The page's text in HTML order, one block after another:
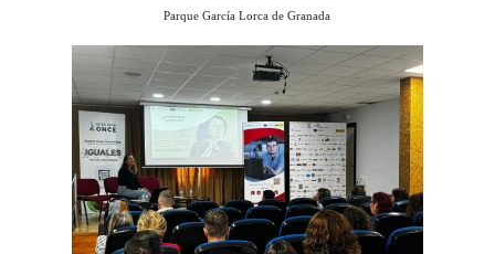
Parque García Lorca de Granada